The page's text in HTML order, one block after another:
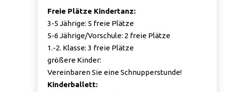
Freie Plätze Kindertanz:
3-5 Jährige: 5 freie Plätze
5-6 Jährige/Vorschule: 2 freie Plätze
1.-2. Klasse: 3 freie Plätze
größere Kinder:
Vereinbaren Sie eine Schnupperstunde!
Kinderballett: